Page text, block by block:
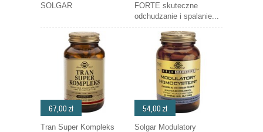
SOLGAR
FORTE skuteczne
odchudzanie i spalanie...
67,00 zł
Tran Super Kompleks
54,00 zł
Solgar Modulatory